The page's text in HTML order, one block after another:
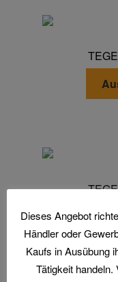
Dieses Angebot
Händler oder
Kaufs in Ausübung
Tätigkeit